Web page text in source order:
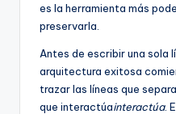
d
es la herramienta más
preservarla.
Antes de escribir una sola
arquitectura exitosa
trazar las líneas que
que interactúainteractúa.